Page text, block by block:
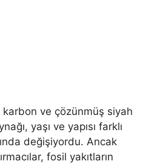
ve çözünmüş siyah
yaşı ve yapısı farklı
değişiyordu. Ancak
fosil yakıtların